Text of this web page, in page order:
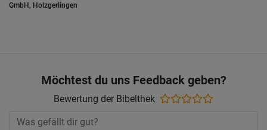
GmbH, Holzgerlingen
Möchtest du uns Feedback geben?
Bewertung der Bibelthek